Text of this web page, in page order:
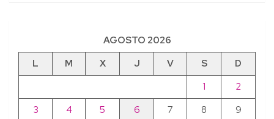
AGOSTO 2026
L
M X J V S
D
1
2
3
4 5 6 7 8 9